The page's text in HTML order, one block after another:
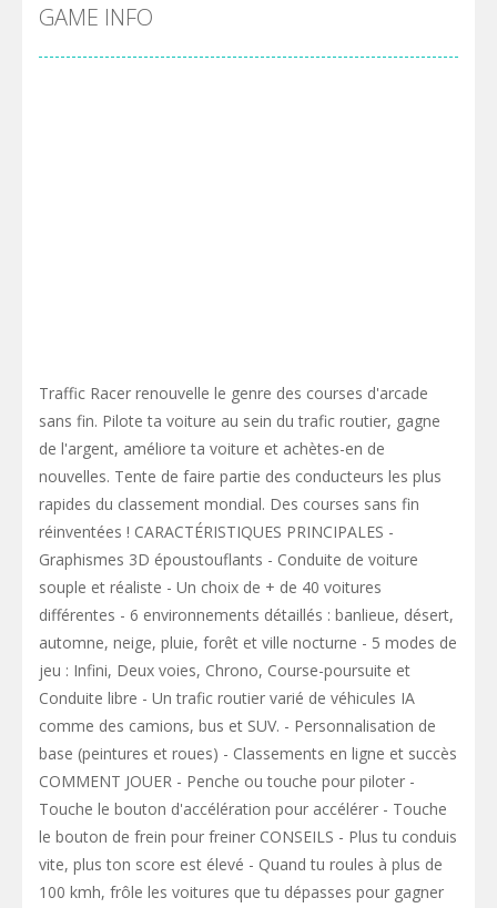
Pool 8
Pirate Cards-In this rogue-like card game you play as a brave pirate captain and need the right strategy to survive as long as possible!
GAME INFO
Traffic Racer renouvelle le genre des courses d'arcade
sans fin. Pilote ta voiture au sein du trafic routier, gagne
de l'argent, améliore ta voiture et achètes-en de
nouvelles. Tente de faire partie des conducteurs les plus
rapides du classement mondial. Des courses sans fin
réinventées ! CARACTÉRISTIQUES PRINCIPALES -
Graphismes 3D époustouflants - Conduite de voiture
souple et réaliste - Un choix de + de 40 voitures
différentes - 6 environnements détaillés : banlieue, désert,
automne, neige, pluie, forêt et ville nocturne - 5 modes de
jeu : Infini, Deux voies, Chrono, Course-poursuite et
Conduite libre - Un trafic routier varié de véhicules IA
comme des camions, bus et SUV. - Personnalisation de
base (peintures et roues) - Classements en ligne et succès
COMMENT JOUER - Penche ou touche pour piloter -
Touche le bouton d'accélération pour accélérer - Touche
le bouton de frein pour freiner CONSEILS - Plus tu conduis
vite, plus ton score est élevé - Quand tu roules à plus de
100 kmh, frôle les voitures que tu dépasses pour gagner